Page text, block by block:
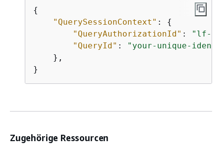
{
"QuerySessionContext" : {
"QueryAuthorizationId" :
"lf-
"QueryId" :
"your-unique-
    },
}
Zugehörige Ressourcen